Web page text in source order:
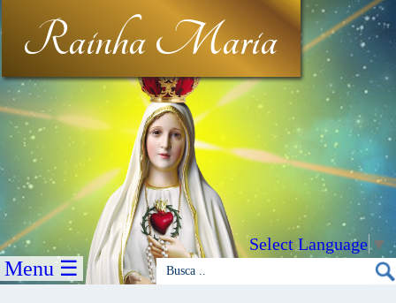
Rainha Maria
Select Language▼
Menu ☰